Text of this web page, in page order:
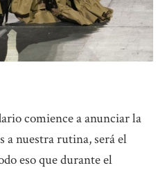
comience a anunciar la
a nuestra rutina, será el
eso que durante el